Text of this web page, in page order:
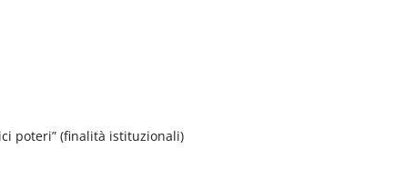
poteri” (finalità istituzionali)